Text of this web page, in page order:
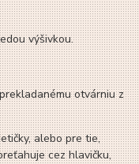
výšivkou.
otvárniu z
alebo pre tie,
cez hlavičku,